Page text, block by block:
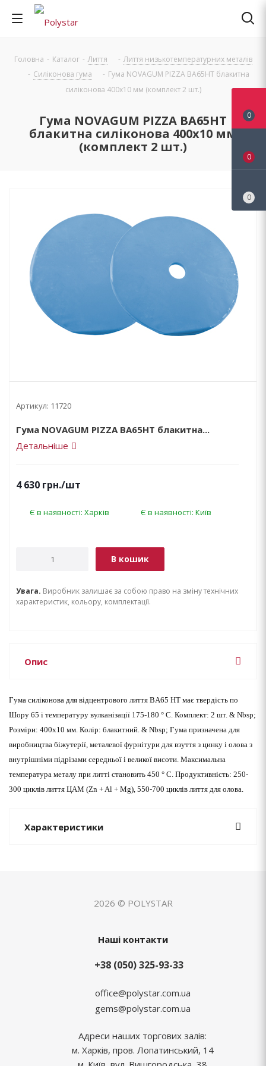
Головна - Каталог - Лиття - Лиття низькотемпературних металів
- Силіконова гума - Гума NOVAGUM PIZZA BA65HT блакитна
силіконова 400x10 мм (комплект 2 шт.)
Гума NOVAGUM PIZZA BA65HT
блакитна силіконова 400x10 мм
(комплект 2 шт.)
Артикул: 11720
Гума NOVAGUM PIZZA BA65HT блакитна...
Детальніше
4 630 грн./шт
Є в наявності: Харків Є в наявності: Київ
В кошик
Увага. Виробник залишає за собою право на зміну технічних
характеристик, кольору, комплектації.
Опис
Гума силіконова для відцентрового лиття BA65 HT має твердість по
Шору 65 і температуру вулканізації 175-180 ° С. Комплект: 2 шт. & Nbsp;
Розміри: 400х10 мм. Колір: блакитний. & Nbsp; Гума призначена для
виробництва біжутерії, металевої фурнітури для взуття з цинку і олова з
внутрішніми підрізами середньої і великої висоти. Максимальна
температура металу при литті становить 450 ° С. Продуктивність: 250-
300 циклів лиття ЦАМ (Zn + Al + Mg), 550-700 циклів лиття для олова.
Характеристики
2026 © POLYSTAR
Наші контакти
+38 (050) 325-93-33
office@polystar.com.ua
gems@polystar.com.ua
Адреси наших торгових залів:
м. Харків, пров. Лопатинський, 14
0
0
0